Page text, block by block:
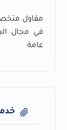
مقاول
في مجال
عامة